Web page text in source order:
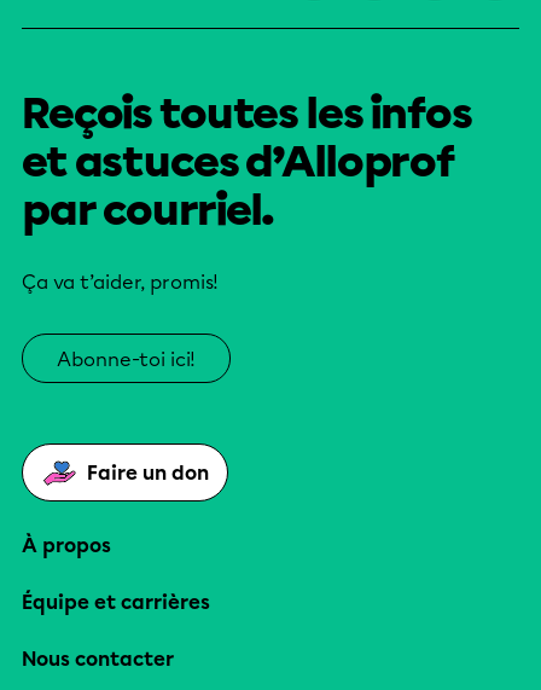
Reçois toutes les infos
et astuces d’Alloprof
par courriel.
Ça va t’aider, promis!
Abonne-toi ici!
Faire un don
À propos
Équipe et carrières
Nous contacter